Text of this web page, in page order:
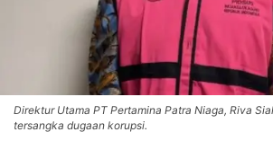
Direktur Utama PT Pertamina Patra Niaga, Riva
tersangka dugaan korupsi.